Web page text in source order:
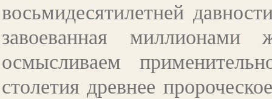
восьмидесятилетней
завоеванная миллионами
осмысливаем
столетия древнее